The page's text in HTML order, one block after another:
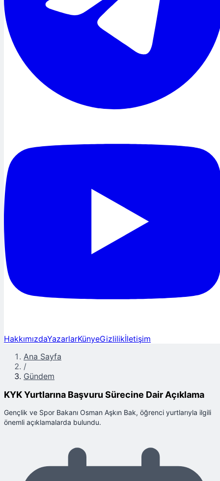
HakkımızdaYazarlarKünyeGizlilikİletişim
Ana Sayfa
/
Gündem
KYK Yurtlarına Başvuru Sürecine Dair Açıklama
Gençlik ve Spor Bakanı Osman Aşkın Bak, öğrenci yurtlarıyla ilgili
önemli açıklamalarda bulundu.